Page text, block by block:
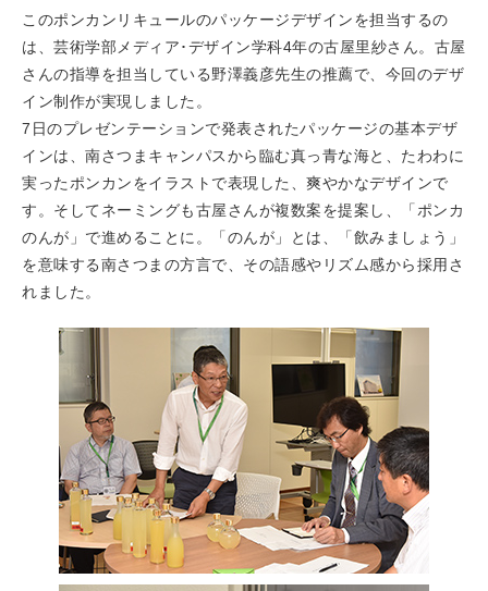
このポンカンリキュールのパッケージデザインを担当するの
は、芸術学部メディア･デザイン学科4年の古屋里紗さん。古屋
さんの指導を担当している野澤義彦先生の推薦で、今回のデザ
イン制作が実現しました。
7日のプレゼンテーションで発表されたパッケージの基本デザ
インは、南さつまキャンパスから臨む真っ青な海と、たわわに
実ったポンカンをイラストで表現した、爽やかなデザインで
す。そしてネーミングも古屋さんが複数案を提案し、「ポンカ
のんが」で進めることに。「のんが」とは、「飲みましょう」
を意味する南さつまの方言で、その語感やリズム感から採用さ
れました。